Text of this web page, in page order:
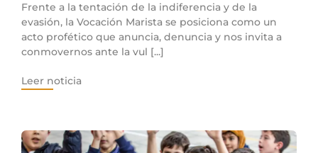
Frente a la tentación de la indiferencia y de la
evasión, la Vocación Marista se posiciona como un
acto profético que anuncia, denuncia y nos invita a
conmovernos ante la vul [...]
Leer noticia